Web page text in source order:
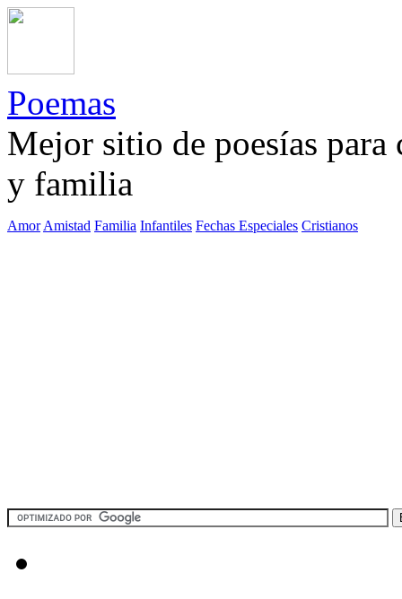
Poemas
Mejor sitio de poesías
y familia
Amor Amistad Familia Infantiles Fechas Especiales Cristianos